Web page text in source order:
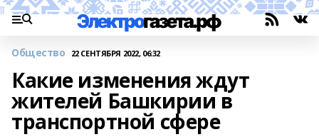
Общество 22 СЕНТЯБРЯ 2022, 06:32
Какие изменения ждут
жителей Башкирии в
транспортной сфере